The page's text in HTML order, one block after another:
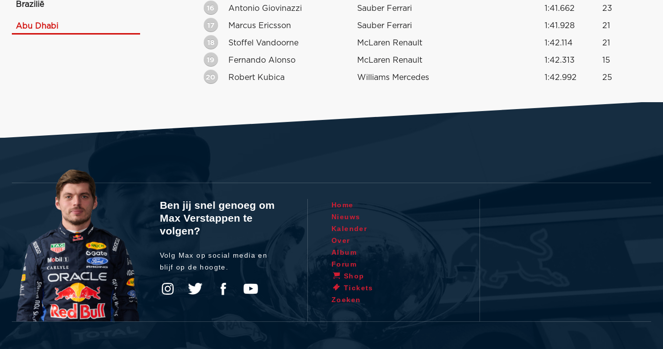
Brazilië
Abu Dhabi
16 Antonio Giovinazzi Sauber Ferrari 1:41.662 23
17 Marcus Ericsson Sauber Ferrari 1:41.928 21
18 Stoffel Vandoorne McLaren Renault 1:42.114 21
19 Fernando Alonso McLaren Renault 1:42.313 15
20 Robert Kubica Williams Mercedes 1:42.992 25
Ben jij snel genoeg om
Max Verstappen te
volgen?
Volg Max op social media en
blijf op de hoogte.
Home
Nieuws
Kalender
Over
Album
Forum
Shop
Tickets
Zoeken